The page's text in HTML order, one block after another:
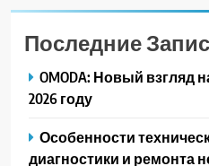
Последние
OMODA: Новый взгляд
2026 году
Особенности
диагностики и ремонта